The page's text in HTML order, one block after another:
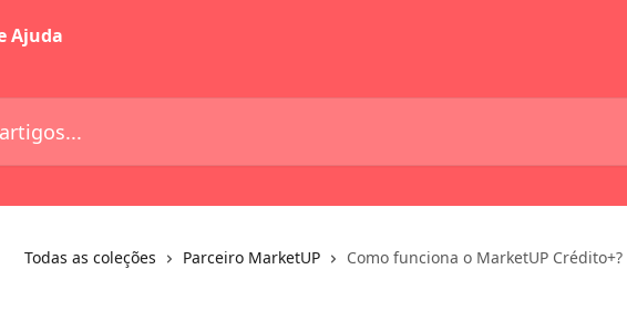
Todas as coleções Parceiro MarketUP Como funciona o MarketUP Crédito+?